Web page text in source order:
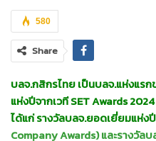
580
Share
บลจ.กสิกรไทย เป็นบลจ.แห่งแร
แห่งปีจากเวที SET Awards
ได้แก่ รางวัลบลจ.ยอดเยี่ยมแห่
Company Awards) และรางวั